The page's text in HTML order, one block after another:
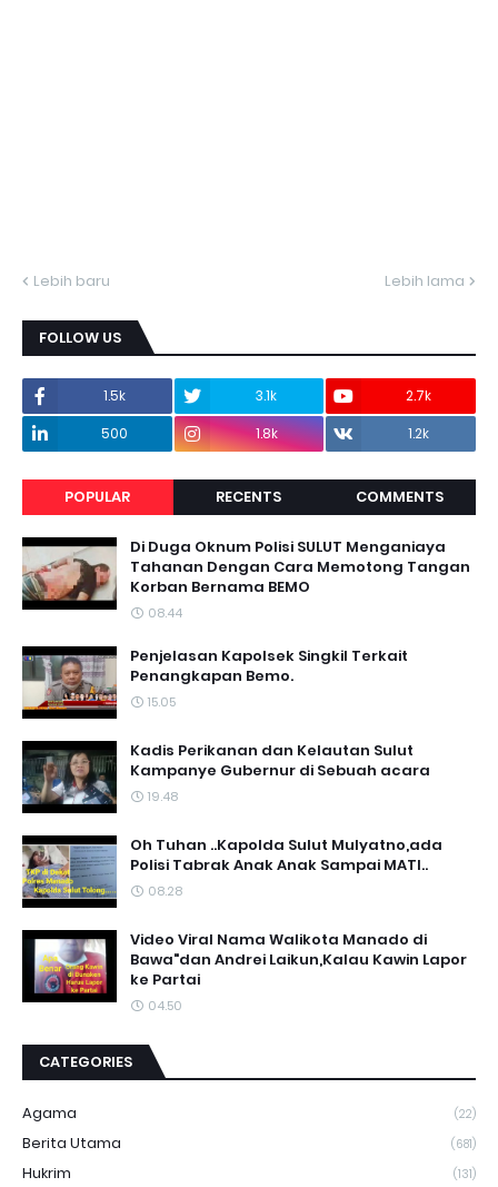
Lebih baru Lebih lama
FOLLOW US
1.5k 3.1k
2.7k
500
1.8k 1.2k
POPULAR RECENTS COMMENTS
Di Duga Oknum Polisi SULUT Menganiaya
Tahanan Dengan Cara Memotong Tangan
Korban Bernama BEMO
08.44
Penjelasan Kapolsek Singkil Terkait
Penangkapan Bemo.
15.05
Kadis Perikanan dan Kelautan Sulut
Kampanye Gubernur di Sebuah acara
19.48
Oh Tuhan ..Kapolda Sulut Mulyatno,ada
Polisi Tabrak Anak Anak Sampai MATI..
08.28
Video Viral Nama Walikota Manado di
Bawa"dan Andrei Laikun,Kalau Kawin Lapor
ke Partai
04.50
CATEGORIES
Agama (22)
Berita Utama (681)
Hukrim (131)